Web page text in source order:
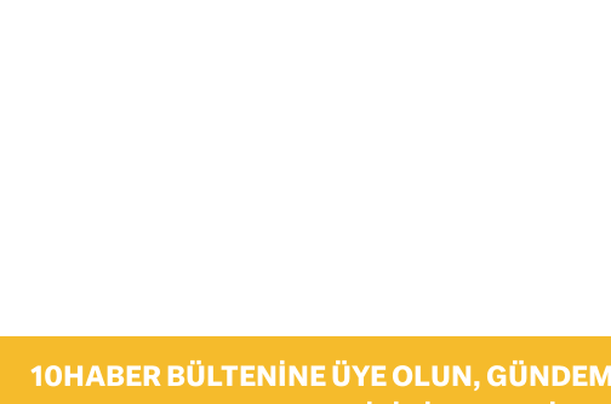
10HABER BÜLTENINE ÜYE OLUN,